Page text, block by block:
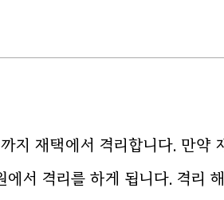
지 재택에서 격리합니다. 만약
서 격리를 하게 됩니다. 격리